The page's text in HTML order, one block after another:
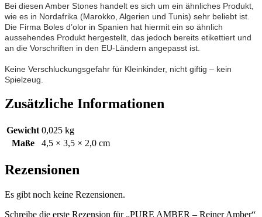
Bei diesen Amber Stones handelt es sich um ein ähnliches Produkt,
wie es in Nordafrika (Marokko, Algerien und Tunis) sehr beliebt ist.
Die Firma Boles d’olor in Spanien hat hiermit ein so ähnlich
aussehendes Produkt hergestellt, das jedoch bereits etikettiert und
an die Vorschriften in den EU-Ländern angepasst ist.
Keine Verschluckungsgefahr für Kleinkinder, nicht giftig – kein
Spielzeug.
Zusätzliche Informationen
Gewicht 0,025 kg
Maße
4,5 × 3,5 × 2,0 cm
Rezensionen
Es gibt noch keine Rezensionen.
Schreibe die erste Rezension für „PURE AMBER – Reiner Amber“